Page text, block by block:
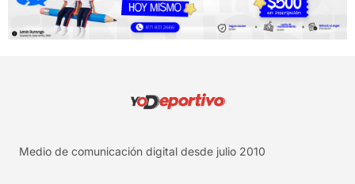
Medio de comunicación digital desde julio 2010